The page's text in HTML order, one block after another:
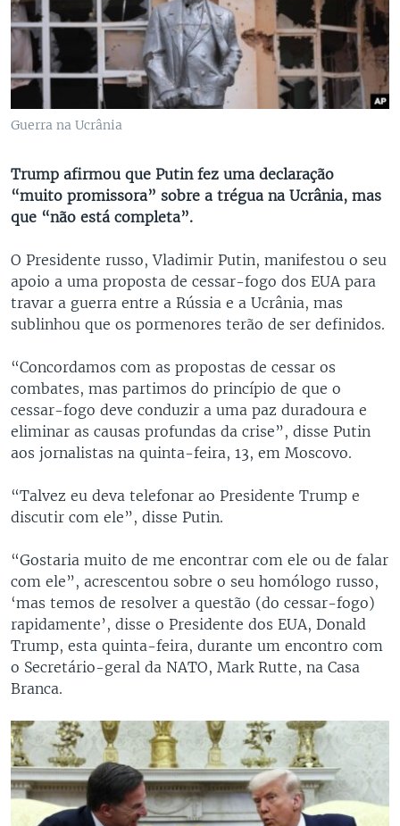
Guerra na Ucrânia
Trump afirmou que Putin fez uma declaração
“muito promissora” sobre a trégua na Ucrânia, mas
que “não está completa”.
O Presidente russo, Vladimir Putin, manifestou o seu
apoio a uma proposta de cessar-fogo dos EUA para
travar a guerra entre a Rússia e a Ucrânia, mas
sublinhou que os pormenores terão de ser definidos.
“Concordamos com as propostas de cessar os
combates, mas partimos do princípio de que o
cessar-fogo deve conduzir a uma paz duradoura e
eliminar as causas profundas da crise”, disse Putin
aos jornalistas na quinta-feira, 13, em Moscovo.
“Talvez eu deva telefonar ao Presidente Trump e
discutir com ele”, disse Putin.
“Gostaria muito de me encontrar com ele ou de falar
com ele”, acrescentou sobre o seu homólogo russo,
‘mas temos de resolver a questão (do cessar-fogo)
rapidamente’, disse o Presidente dos EUA, Donald
Trump, esta quinta-feira, durante um encontro com
o Secretário-geral da NATO, Mark Rutte, na Casa
Branca.